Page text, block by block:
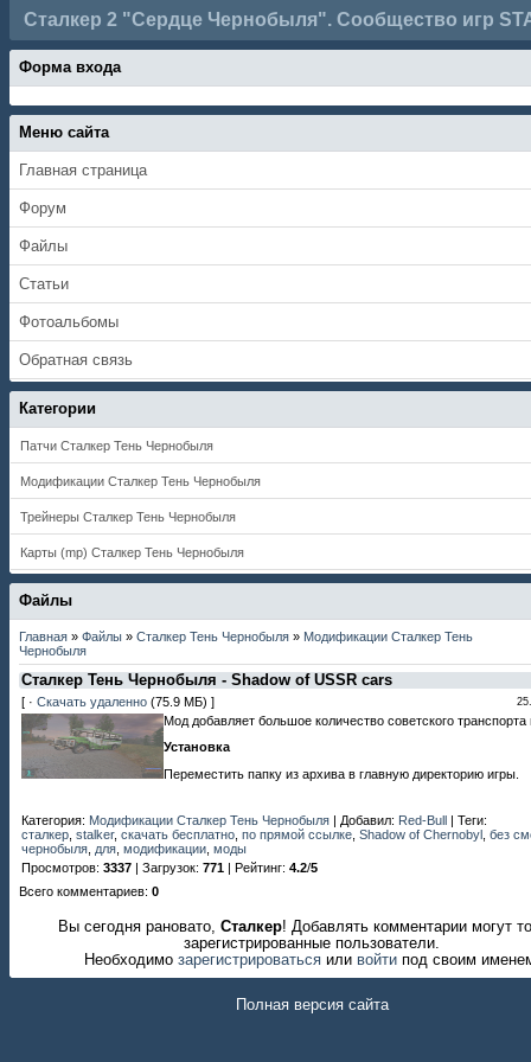
Сталкер 2 "Сердце Чернобыля". Сообщество игр
Форма входа
Меню сайта
Главная страница
Форум
Файлы
Статьи
Фотоальбомы
Обратная связь
Категории
Патчи Сталкер Тень Чернобыля
Модификации Сталкер Тень Чернобыля
Трейнеры Сталкер Тень Чернобыля
Карты (mp) Сталкер Тень Чернобыля
Файлы
Главная » Файлы » Сталкер Тень Чернобыля » Модификации Сталкер Тень
Чернобыля
Сталкер Тень Чернобыля - Shadow of USSR cars
[ · Скачать удаленно (75.9 МБ) ]
Мод добавляет большое количество советского транспорта
Установка
Переместить папку из архива в главную директорию игры.
Категория: Модификации Сталкер Тень Чернобыля | Добавил: Red-Bull | Теги:
сталкер stalker, скачать бесплатно по прямой ссылке Shadow of Chernobyl без
чернобыля для модификации моды
Просмотров: 3337 | Загрузок: 771 | Рейтинг: 4.2/5
Всего комментариев: 0
Вы сегодня рановато,Сталкер! Добавлять комментарии могут
зарегистрированные пользователи.
Необходимо зарегистрироваться или войти под своим
Полная версия сайта